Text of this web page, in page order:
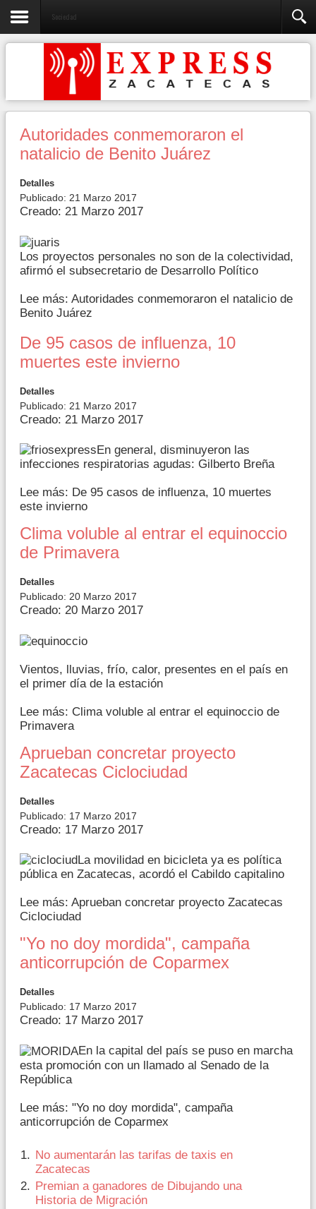
Sociedad
Autoridades conmemoraron el
natalicio de Benito Juárez
Detalles
Publicado: 21 Marzo 2017
Creado: 21 Marzo 2017
Los proyectos personales no son de la colectividad,
afirmó el subsecretario de Desarrollo Político
Lee más: Autoridades conmemoraron el natalicio de
Benito Juárez
De 95 casos de influenza, 10
muertes este invierno
Detalles
Publicado: 21 Marzo 2017
Creado: 21 Marzo 2017
En general, disminuyeron las
infecciones respiratorias agudas: Gilberto Breña
Lee más: De 95 casos de influenza, 10 muertes
este invierno
Clima voluble al entrar el equinoccio
de Primavera
Detalles
Publicado: 20 Marzo 2017
Creado: 20 Marzo 2017
Vientos, lluvias, frío, calor, presentes en el país en
el primer día de la estación
Lee más: Clima voluble al entrar el equinoccio de
Primavera
Aprueban concretar proyecto
Zacatecas Ciclociudad
Detalles
Publicado: 17 Marzo 2017
Creado: 17 Marzo 2017
La movilidad en bicicleta ya es política
pública en Zacatecas, acordó el Cabildo capitalino
Lee más: Aprueban concretar proyecto Zacatecas
Ciclociudad
"Yo no doy mordida", campaña
anticorrupción de Coparmex
Detalles
Publicado: 17 Marzo 2017
Creado: 17 Marzo 2017
En la capital del país se puso en marcha
esta promoción con un llamado al Senado de la
República
Lee más: "Yo no doy mordida", campaña
anticorrupción de Coparmex
No aumentarán las tarifas de taxis en
Zacatecas
Premian a ganadores de Dibujando una
Historia de Migración